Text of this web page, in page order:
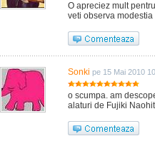
O apreciez mult
veti observa
Sonki pe 15 Mai 2010
o scumpa. am
alaturi de Fujiki